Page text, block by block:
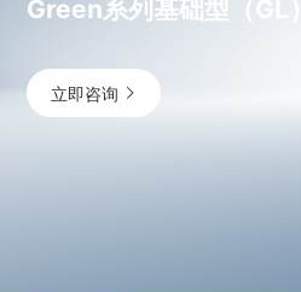
联系我们
Green系列基础型（GL）
立即咨询